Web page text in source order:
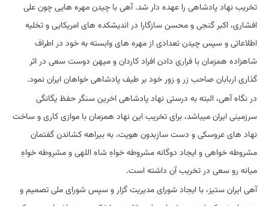
تخریب نهاد پادشاهی را عهده دار شد. آهی با چیدن مهره هایی چون علی
افشاری، اکبر گنجی و محسن سازگارا در اندیشکده های امریکایی و تخلیه
اطلاعاتی و سپس چیدن تعدادی از مهره های وابسته به خود در اطراف
شاهزاده همزمان با فراری دادن افراد کاردان و میهن دوست سعی در اثر
گذاری اربابان صاحب زر و زور خود بر طیف پادشاهی خواهان ایران نمود.
در نگاه آهی، البته به درستی نهاد پادشاهی اخرین سنگر حفظ یگانگی
سرزمینی ایران میباشد، برای تخریب این نهاد همزمان با موازی کاری و ساخت
نهاد های عروسکی و دست سازِبدون هویت، به بیراهه کشاندن گفتمان
مشروطه خواهی و ایجاد دوگانه مشروطه خواهِ شاه اللهی و مشروطه خواهِ
میانه رو سعی در تخریب آن داشته است.
آهی ایران ستیز، با ایجاد شورای مدیریت گزار و سپس شورای ملی تصمیم و